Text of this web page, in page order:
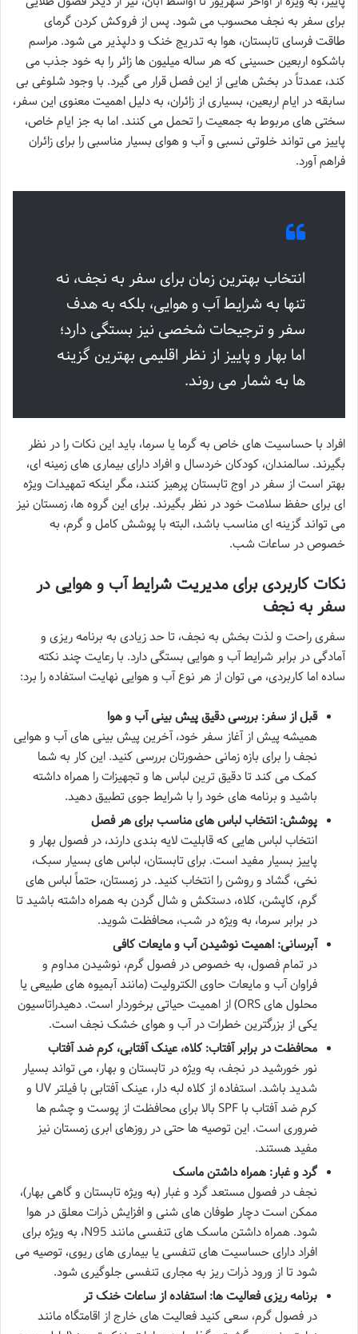
برای سفر به نجف محسوب می شود. پس از فروکش کردن گرمای
طاقت فرسای تابستان، هوا به تدریج خنک و دلپذیر می شود. مراسم
باشکوه اربعین حسینی که هر ساله میلیون ها زائر را به خود جذب می
کند، عمدتاً در بخش هایی از این فصل قرار می گیرد. با وجود شلوغی بی
سابقه در ایام اربعین، بسیاری از زائران، به دلیل اهمیت معنوی این سفر،
سختی های مربوط به جمعیت را تحمل می کنند. اما به جز ایام خاص،
پاییز می تواند خلوتی نسبی و آب و هوای بسیار مناسبی را برای زائران
فراهم آورد.
انتخاب بهترین زمان برای سفر به نجف، نه
تنها به شرایط آب و هوایی، بلکه به هدف
سفر و ترجیحات شخصی نیز بستگی دارد؛
اما بهار و پاییز از نظر اقلیمی بهترین گزینه
ها به شمار می روند.
افراد با حساسیت های خاص به گرما یا سرما، باید این نکات را در نظر
بگیرند. سالمندان، کودکان خردسال و افراد دارای بیماری های زمینه ای،
بهتر است از سفر در اوج تابستان پرهیز کنند، مگر اینکه تمهیدات ویژه
ای برای حفظ سلامت خود در نظر بگیرند. برای این گروه ها، زمستان نیز
می تواند گزینه ای مناسب باشد، البته با پوشش کامل و گرم، به
خصوص در ساعات شب.
نکات کاربردی برای مدیریت شرایط آب و هوایی در
سفر به نجف
سفری راحت و لذت بخش به نجف، تا حد زیادی به برنامه ریزی و
آمادگی در برابر شرایط آب و هوایی بستگی دارد. با رعایت چند نکته
ساده اما کاربردی، می توان از هر نوع آب و هوایی نهایت استفاده را برد:
قبل از سفر: بررسی دقیق پیش بینی آب و هوا
همیشه پیش از آغاز سفر خود، آخرین پیش بینی های آب و هوایی
نجف را برای بازه زمانی حضورتان بررسی کنید. این کار به شما
کمک می کند تا دقیق ترین لباس ها و تجهیزات را همراه داشته
باشید و برنامه های خود را با شرایط جوی تطبیق دهید.
پوشش: انتخاب لباس های مناسب برای هر فصل
انتخاب لباس هایی که قابلیت لایه بندی دارند، در فصول بهار و
پاییز بسیار مفید است. برای تابستان، لباس های بسیار سبک،
نخی، گشاد و روشن را انتخاب کنید. در زمستان، حتماً لباس های
گرم، کاپشن، کلاه، دستکش و شال گردن به همراه داشته باشید تا
در برابر سرما، به ویژه در شب، محافظت شوید.
آبرسانی: اهمیت نوشیدن آب و مایعات کافی
در تمام فصول، به خصوص در فصول گرم، نوشیدن مداوم و
فراوان آب و مایعات حاوی الکترولیت (مانند آبمیوه های طبیعی یا
محلول های ORS) از اهمیت حیاتی برخوردار است. دهیدراتاسیون
یکی از بزرگترین خطرات در آب و هوای خشک نجف است.
محافظت در برابر آفتاب: کلاه، عینک آفتابی، کرم ضد آفتاب
نور خورشید در نجف، به ویژه در تابستان و بهار، می تواند بسیار
شدید باشد. استفاده از کلاه لبه دار، عینک آفتابی با فیلتر UV و
کرم ضد آفتاب با SPF بالا برای محافظت از پوست و چشم ها
ضروری است. این توصیه ها حتی در روزهای ابری زمستان نیز
مفید هستند.
گرد و غبار: همراه داشتن ماسک
نجف در فصول مستعد گرد و غبار (به ویژه تابستان و گاهی بهار)،
ممکن است دچار طوفان های شنی و افزایش ذرات معلق در هوا
شود. همراه داشتن ماسک های تنفسی مانند N95، به ویژه برای
افراد دارای حساسیت های تنفسی یا بیماری های ریوی، توصیه می
شود تا از ورود ذرات ریز به مجاری تنفسی جلوگیری شود.
برنامه ریزی فعالیت ها: استفاده از ساعات خنک تر
در فصول گرم، سعی کنید فعالیت های خارج از اقامتگاه مانند